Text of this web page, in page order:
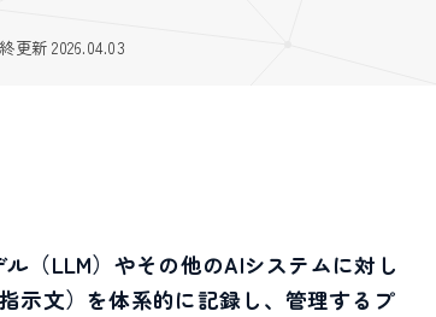
更新 2026.04.03
（LLM）やその他のAIシステムに対し
示文）を体系的に記録し、管理するプ